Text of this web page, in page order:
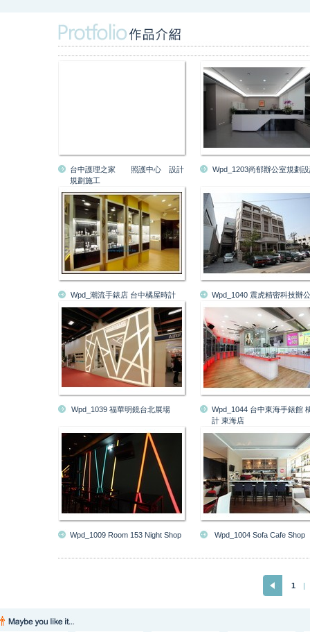
台中護理之家 照護中心 設計
規劃施工
Wpd_1203尚郁辦公室規劃
Wpd_潮流手錶店 台中橘屋時計 Wpd_1040 震虎精密科技辦
Wpd_1039 福華明鏡台北展場
Wpd_1044 台中東海手錶館
計 東海店
Wpd_1009 Room 153 Night Shop Wpd_1004 Sofa Cafe Shop
1